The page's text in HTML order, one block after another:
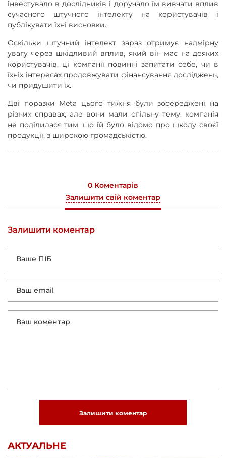
інвестувало в дослідників і доручало їм вивчати вплив
сучасного штучного інтелекту на користувачів і
публікувати їхні висновки.
Оскільки штучний інтелект зараз отримує надмірну
увагу через шкідливий вплив, який він має на деяких
користувачів, ці компанії повинні запитати себе, чи в
їхніх інтересах продовжувати фінансування досліджень,
чи придушити їх.
Дві поразки Meta цього тижня були зосереджені на
різних справах, але вони мали спільну тему: компанія
не поділилася тим, що їй було відомо про шкоду своєї
продукції, з широкою громадськістю.
0 Коментарів
Залишити свій коментар
Залишити коментар
Залишити коментар
АКТУАЛЬНЕ